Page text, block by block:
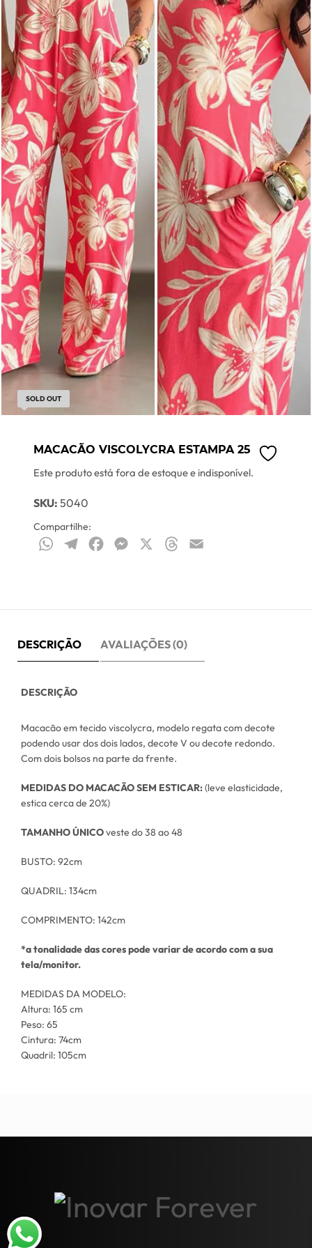
SOLD OUT
MACACÃO VISCOLYCRA ESTAMPA 25
Este produto está fora de estoque e indisponível.
SKU: 5040
Compartilhe:
WhatsAppTelegramFacebookMessenger Threads
DESCRIÇÃO AVALIAÇÕES (0)
DESCRIÇÃO
Macacão em tecido viscolycra, modelo regata com decote
podendo usar dos dois lados, decote V ou decote redondo.
Com dois bolsos na parte da frente.
MEDIDAS DO MACACÃO SEM ESTICAR:(leve elasticidade,
estica cerca de 20%)
TAMANHO ÚNICOveste do 38 ao 48
BUSTO: 92cm
QUADRIL: 134cm
COMPRIMENTO: 142cm
*a tonalidade das corespodevariar de acordo com a sua
tela/monitor.
MEDIDAS DA MODELO:
Altura: 165 cm
Peso: 65
Cintura: 74cm
Quadril: 105cm